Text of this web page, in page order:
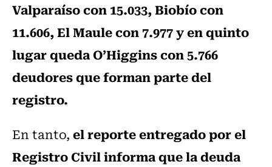
Valparaíso con 15.033, Biobío con
11.606, El Maule con 7.977 y en quinto
lugar queda O’Higgins con 5.766
deudores que forman parte del
registro.
En tanto,el reporte entregado por el
Registro Civil informa que la deuda